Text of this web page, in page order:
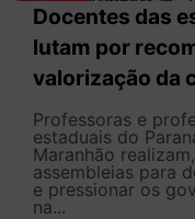
Docentes das
lutam por
valorização da
Professoras e
estaduais do
Maranhão
assembleias para
e pressionar os
na...